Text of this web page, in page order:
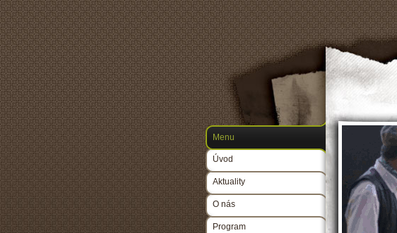
Menu
Úvod
Aktuality
O nás
Program